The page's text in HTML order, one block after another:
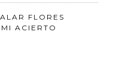
FLORES
ACIERTO